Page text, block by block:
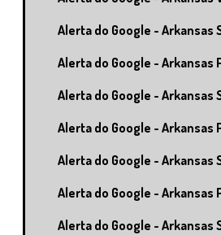
Alerta do Google - Arkansas
Alerta do Google - Arkansas
Alerta do Google - Arkansas
Alerta do Google - Arkansas
Alerta do Google - Arkansas
Alerta do Google - Arkansas
Alerta do Google - Arkansas